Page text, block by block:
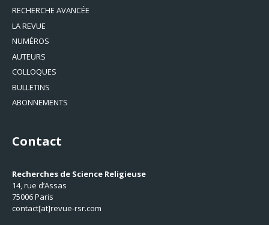
RECHERCHE AVANCÉE
LA REVUE
NUMÉROS
AUTEURS
COLLOQUES
BULLETINS
ABONNEMENTS
Contact
Recherches de Science Religieuse
14, rue d’Assas
75006 Paris
contact[at]revue-rsr.com